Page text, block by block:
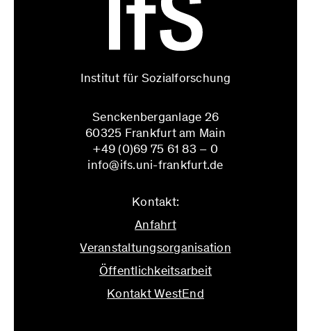
Institut für Sozialforschung
Senckenberganlage 26
60325 Frankfurt am Main
+49 (0)69 75 61 83 – 0
info@ifs.uni-frankfurt.de
Kontakt:
Anfahrt
Veranstaltungsorganisation
Öffentlichkeitsarbeit
Kontakt WestEnd